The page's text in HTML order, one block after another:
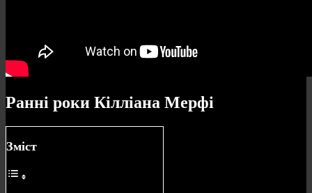
Ранні роки Кілліана Мерфі
Зміст